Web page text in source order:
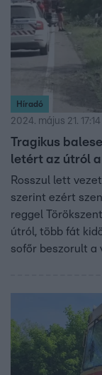
Híradó
2024. május 21. 17:14
Tragikus
letért az útról
Rosszul lett
szerint ezért
reggel
útról, több fát
sofőr beszorult a